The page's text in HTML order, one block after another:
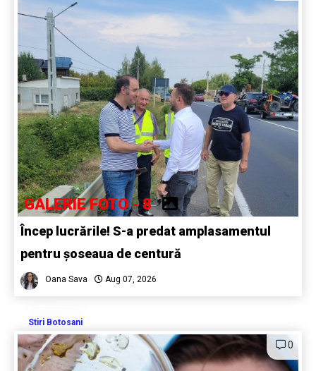
GALERIE FOTO - 8
Încep lucrările! S-a predat amplasamentul
pentru șoseaua de centură
Oana Sava Aug 07, 2026
Stiri Botosani
0